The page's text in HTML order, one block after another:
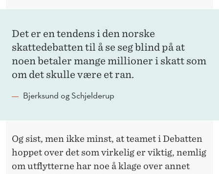
Det er en tendens i den norske
skattedebatten til å se seg blind på at
noen betaler mange millioner i skatt som
om det skulle være et ran.
Bjerksund og Schjelderup
Og sist, men ikke minst, at teamet i Debatten
hoppet over det som virkelig er viktig, nemlig
om utflytterne har noe å klage over annet